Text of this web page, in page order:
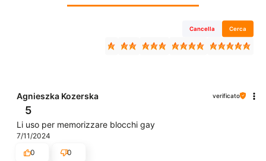
Cancella Cerca
Agnieszka Kozerska verificato
5
Li uso per memorizzare blocchi gay
7/11/2024
0
0